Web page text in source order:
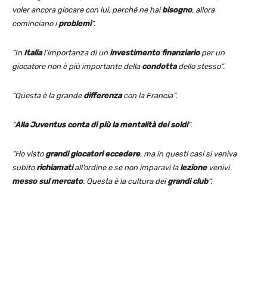
voler ancora giocare con lui, perché ne haibisogno, allora
cominciano iproblemi“.
“In Italial’importanza di un investimento finanziarioper un
giocatore non è più importante della condottadello stesso”.
“Questa è la grande differenzacon la Francia”.
“Alla Juventus conta di più la mentalità dei soldi“.
“Ho visto grandi giocatori eccedere, ma in questi casi si veniva
subito richiamatiall’ordine e se non imparavi la lezionevenivi
messo sul mercato. Questa è la cultura deigrandi club“.